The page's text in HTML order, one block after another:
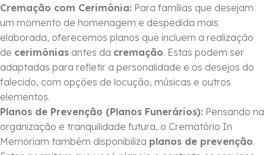
Cremação com Cerimônia: Para famílias que desejam
um momento de homenagem e despedida mais
elaborada, oferecemos planos que incluem a realização
de cerimônias antes da cremação. Estas podem ser
adaptadas para refletir a personalidade e os desejos do
falecido, com opções de locução, músicas e outros
elementos.
Planos de Prevenção (Planos Funerários): Pensando na
organização e tranquilidade futura, o Crematório In
Memoriam também disponibiliza planos de prevenção.